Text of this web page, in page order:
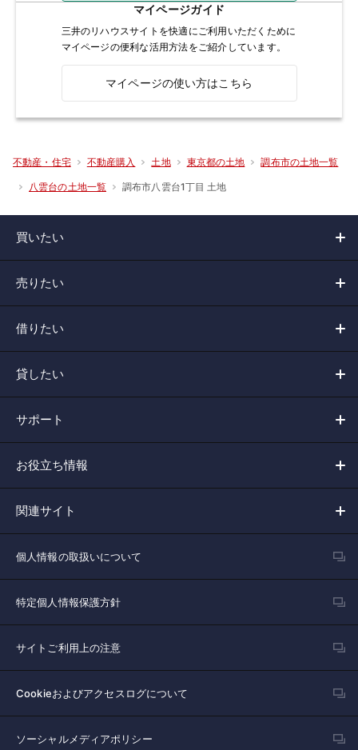
マイページガイド
三井のリハウスサイトを快適にご利用いただくために
マイページの便利な活用方法をご紹介しています。
マイページの使い方はこちら
不動産・住宅 不動産購入 土地 東京都の土地 調布市の土地一覧
八雲台の土地一覧 調布市八雲台1丁目 土地
買いたい
売りたい
借りたい
貸したい
サポート
お役立ち情報
関連サイト
個人情報の取扱いについて
特定個人情報保護方針
サイトご利用上の注意
Cookieおよびアクセスログについて
ソーシャルメディアポリシー